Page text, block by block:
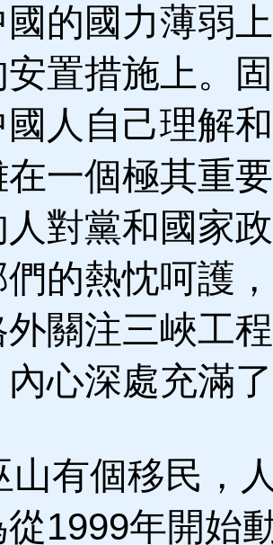
的國力薄弱
置措施上。
人自己理解
在一個極其重
對黨和國家
們的熱忱呵護
外關注三峽工
心深處充滿
有個移民，
從1999年開始